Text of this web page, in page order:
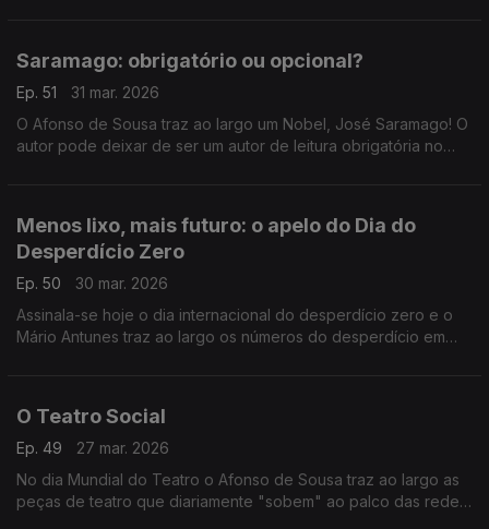
Saramago: obrigatório ou opcional?
Ep. 51
31 mar. 2026
O Afonso de Sousa traz ao largo um Nobel, José Saramago! O
autor pode deixar de ser um autor de leitura obrigatória no
Menos lixo, mais futuro: o apelo do Dia do
Desperdício Zero
Ep. 50
30 mar. 2026
Assinala-se hoje o dia internacional do desperdício zero e o
Mário Antunes traz ao largo os números do desperdício em
O Teatro Social
Ep. 49
27 mar. 2026
No dia Mundial do Teatro o Afonso de Sousa traz ao largo as
peças de teatro que diariamente "sobem" ao palco das redes